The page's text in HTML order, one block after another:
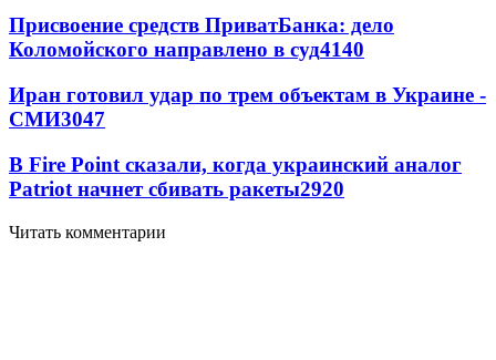
Присвоение средств ПриватБанка: дело
Коломойского направлено в суд4140
Иран готовил удар по трем объектам в Украине -
СМИ3047
В Fire Point сказали, когда украинский аналог
Patriot начнет сбивать ракеты2920
Читать комментарии